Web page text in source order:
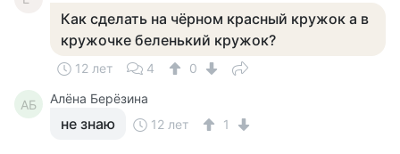
Как сделать на чёрном красный кружок а в
кружочке беленький кружок?
12 лет 4 0
АБ Алёна Берёзина
не знаю 12 лет 1